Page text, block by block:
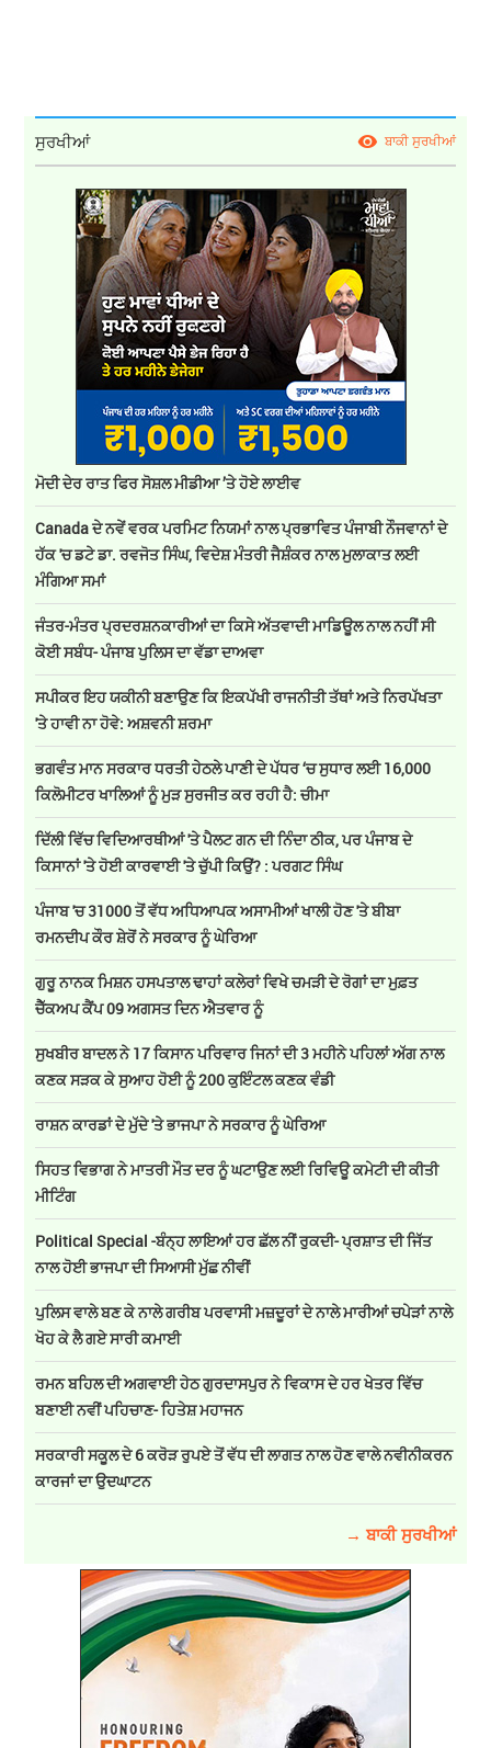
ਸੁਰਖੀਆਂ ਬਾਕੀ ਸੁਰਖੀਆਂ
ਮੋਦੀ ਦੇਰ ਰਾਤ ਫਿਰ ਸੋਸ਼ਲ ਮੀਡੀਆ ’ਤੇ ਹੋਏ ਲਾਈਵ
Canada ਦੇ ਨਵੇਂ ਵਰਕ ਪਰਮਿਟ ਨਿਯਮਾਂ ਨਾਲ ਪ੍ਰਭਾਵਿਤ ਪੰਜਾਬੀ ਨੌਜਵਾਨਾਂ ਦੇ
ਹੱਕ 'ਚ ਡਟੇ ਡਾ. ਰਵਜੋਤ ਸਿੰਘ, ਵਿਦੇਸ਼ ਮੰਤਰੀ ਜੈਸ਼ੰਕਰ ਨਾਲ ਮੁਲਾਕਾਤ ਲਈ
ਮੰਗਿਆ ਸਮਾਂ
ਜੰਤਰ-ਮੰਤਰ ਪ੍ਰਦਰਸ਼ਨਕਾਰੀਆਂ ਦਾ ਕਿਸੇ ਅੱਤਵਾਦੀ ਮਾਡਿਊਲ ਨਾਲ ਨਹੀਂ ਸੀ
ਕੋਈ ਸਬੰਧ- ਪੰਜਾਬ ਪੁਲਿਸ ਦਾ ਵੱਡਾ ਦਾਅਵਾ
ਸਪੀਕਰ ਇਹ ਯਕੀਨੀ ਬਣਾਉਣ ਕਿ ਇਕਪੱਖੀ ਰਾਜਨੀਤੀ ਤੱਥਾਂ ਅਤੇ ਨਿਰਪੱਖਤਾ
'ਤੇ ਹਾਵੀ ਨਾ ਹੋਵੇ: ਅਸ਼ਵਨੀ ਸ਼ਰਮਾ
ਭਗਵੰਤ ਮਾਨ ਸਰਕਾਰ ਧਰਤੀ ਹੇਠਲੇ ਪਾਣੀ ਦੇ ਪੱਧਰ ‘ਚ ਸੁਧਾਰ ਲਈ 16,000
ਕਿਲੋਮੀਟਰ ਖਾਲਿਆਂ ਨੂੰ ਮੁੜ ਸੁਰਜੀਤ ਕਰ ਰਹੀ ਹੈ: ਚੀਮਾ
ਦਿੱਲੀ ਵਿੱਚ ਵਿਦਿਆਰਥੀਆਂ 'ਤੇ ਪੈਲਟ ਗਨ ਦੀ ਨਿੰਦਾ ਠੀਕ, ਪਰ ਪੰਜਾਬ ਦੇ
ਕਿਸਾਨਾਂ 'ਤੇ ਹੋਈ ਕਾਰਵਾਈ 'ਤੇ ਚੁੱਪੀ ਕਿਉਂ? : ਪਰਗਟ ਸਿੰਘ
ਪੰਜਾਬ 'ਚ 31000 ਤੋਂ ਵੱਧ ਅਧਿਆਪਕ ਅਸਾਮੀਆਂ ਖਾਲੀ ਹੋਣ 'ਤੇ ਬੀਬਾ
ਰਮਨਦੀਪ ਕੌਰ ਸ਼ੇਰੋਂ ਨੇ ਸਰਕਾਰ ਨੂੰ ਘੇਰਿਆ
ਗੁਰੂ ਨਾਨਕ ਮਿਸ਼ਨ ਹਸਪਤਾਲ ਢਾਹਾਂ ਕਲੇਰਾਂ ਵਿਖੇ ਚਮੜੀ ਦੇ ਰੋਗਾਂ ਦਾ ਮੁਫ਼ਤ
ਚੈੱਕਅਪ ਕੈਂਪ 09 ਅਗਸਤ ਦਿਨ ਐਤਵਾਰ ਨੂੰ
ਸੁਖਬੀਰ ਬਾਦਲ ਨੇ 17 ਕਿਸਾਨ ਪਰਿਵਾਰ ਜਿਨਾਂ ਦੀ 3 ਮਹੀਨੇ ਪਹਿਲਾਂ ਅੱਗ ਨਾਲ
ਕਣਕ ਸੜਕ ਕੇ ਸੁਆਹ ਹੋਈ ਨੂੰ 200 ਕੁਇੰਟਲ ਕਣਕ ਵੰਡੀ
ਰਾਸ਼ਨ ਕਾਰਡਾਂ ਦੇ ਮੁੱਦੇ 'ਤੇ ਭਾਜਪਾ ਨੇ ਸਰਕਾਰ ਨੂੰ ਘੇਰਿਆ
ਸਿਹਤ ਵਿਭਾਗ ਨੇ ਮਾਤਰੀ ਮੌਤ ਦਰ ਨੂੰ ਘਟਾਉਣ ਲਈ ਰਿਵਿਊ ਕਮੇਟੀ ਦੀ ਕੀਤੀ
ਮੀਟਿੰਗ
Political Special -ਬੰਨ੍ਹ ਲਾਇਆਂ ਹਰ ਛੱਲ ਨੀਂ ਰੁਕਦੀ- ਪ੍ਰਸ਼ਾਤ ਦੀ ਜਿੱਤ
ਨਾਲ ਹੋਈ ਭਾਜਪਾ ਦੀ ਸਿਆਸੀ ਮੁੱਛ ਨੀਵੀਂ
ਪੁਲਿਸ ਵਾਲੇ ਬਣ ਕੇ ਨਾਲੇ ਗਰੀਬ ਪਰਵਾਸੀ ਮਜ਼ਦੂਰਾਂ ਦੇ ਨਾਲੇ ਮਾਰੀਆਂ ਚਪੇੜਾਂ ਨਾਲੇ
ਖੋਹ ਕੇ ਲੈ ਗਏ ਸਾਰੀ ਕਮਾਈ
ਰਮਨ ਬਹਿਲ ਦੀ ਅਗਵਾਈ ਹੇਠ ਗੁਰਦਾਸਪੁਰ ਨੇ ਵਿਕਾਸ ਦੇ ਹਰ ਖੇਤਰ ਵਿੱਚ
ਬਣਾਈ ਨਵੀਂ ਪਹਿਚਾਣ- ਹਿਤੇਸ਼ ਮਹਾਜਨ
ਸਰਕਾਰੀ ਸਕੂਲ ਦੇ 6 ਕਰੋੜ ਰੁਪਏ ਤੋਂ ਵੱਧ ਦੀ ਲਾਗਤ ਨਾਲ ਹੋਣ ਵਾਲੇ ਨਵੀਨੀਕਰਨ
ਕਾਰਜਾਂ ਦਾ ਉਦਘਾਟਨ
→ ਬਾਕੀ ਸੁਰਖੀਆਂ